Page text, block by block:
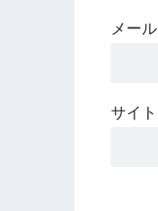
メール
サイト